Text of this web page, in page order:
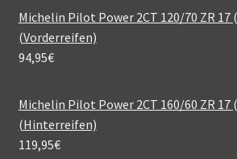
Michelin Pilot Power 2CT 120/70 ZR 17
(Vorderreifen)
94,95€
Michelin Pilot Power 2CT 160/60 ZR 17
(Hinterreifen)
119,95€